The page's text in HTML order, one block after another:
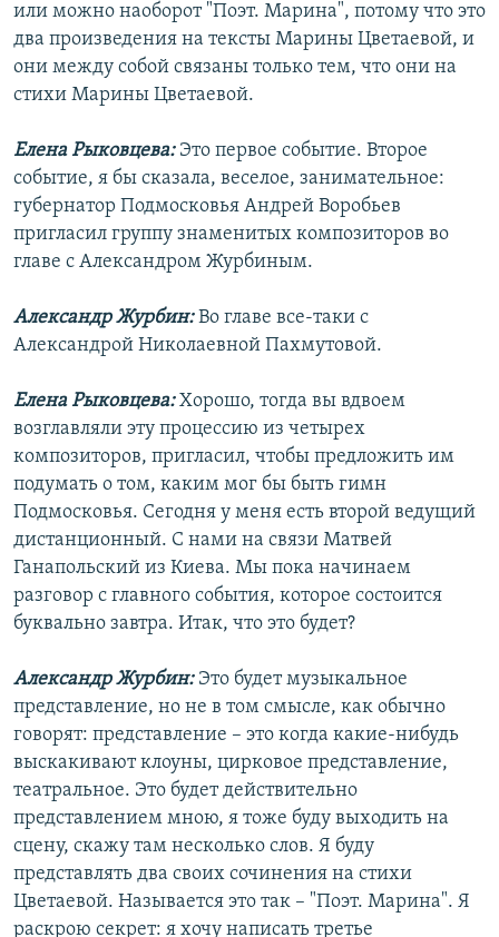
или можно наоборот "Поэт. Марина", потому что это
два произведения на тексты Марины Цветаевой, и
они между собой связаны только тем, что они на
стихи Марины Цветаевой.
Елена Рыковцева:Это первое событие. Второе
событие, я бы сказала, веселое, занимательное:
губернатор Подмосковья Андрей Воробьев
пригласил группу знаменитых композиторов во
главе с Александром Журбиным.
Александр Журбин:Во главе все-таки с
Александрой Николаевной Пахмутовой.
Елена Рыковцева:Хорошо, тогда вы вдвоем
возглавляли эту процессию из четырех
композиторов, пригласил, чтобы предложить им
подумать о том, каким мог бы быть гимн
Подмосковья. Сегодня у меня есть второй ведущий
дистанционный. С нами на связи Матвей
Ганапольский из Киева. Мы пока начинаем
разговор с главного события, которое состоится
буквально завтра. Итак, что это будет?
Александр Журбин: Это будет музыкальное
представление, но не в том смысле, как обычно
говорят: представление – это когда какие-нибудь
выскакивают клоуны, цирковое представление,
театральное. Это будет действительно
представлением мною, я тоже буду выходить на
сцену, скажу там несколько слов. Я буду
представлять два своих сочинения на стихи
Цветаевой. Называется это так – "Поэт. Марина". Я
раскрою секрет: я хочу написать третье